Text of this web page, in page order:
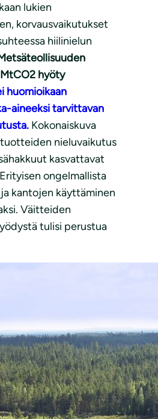
lukien
korvausvaikutukset
hiilinielun
hyöty
huomioikaan
aineeksi tarvittavan
Kokonaiskuva
nieluvaikutus
kasvattavat
ongelmallista
kantojen käyttäminen
Väitteiden
tulisi perustua